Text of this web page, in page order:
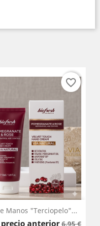
Manos "Terciopelo"...
anteriorPrecio
6,95 €Precio
Vista rápida
favorite_border